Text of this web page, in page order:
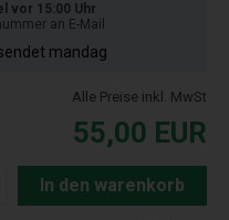
vor 15:00 Uhr
an E-Mail
mandag
Alle Preise inkl. MwSt
55,00 EUR
In den warenkorb